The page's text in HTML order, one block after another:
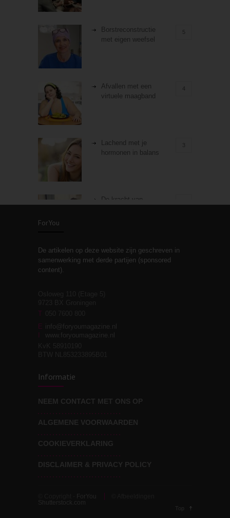
Borstreconstructie
met eigen weefsel
5
Afvallen met een
virtuele maagband
4
Lachend met je
hormonen in balans
3
De kracht van
Stiefouderschap en
relaties
moeite!
Wat voor leider wil jij
zijn?
ForYou
De artikelen op deze website zijn geschreven in
samenwerking met derde partijen (sponsored
content).
T
E info@foryoumagazine.nl
www.foryoumagazine.nl
Informatie
NEEM CONTACT MET ONS OP
ALGEMENE VOORWAARDEN
COOKIEVERKLARING
DISCLAIMER & PRIVACY POLICY
ForYou
Shutterstock.com
Top